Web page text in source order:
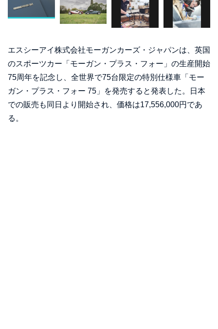
エスシーアイ株式会社モーガンカーズ・ジャパンは、英国
のスポーツカー「モーガン・プラス・フォー」の生産開始
75周年を記念し、全世界で75台限定の特別仕様車「モー
ガン・プラス・フォー 75」を発売すると発表した。日本
での販売も同日より開始され、価格は17,556,000円であ
る。